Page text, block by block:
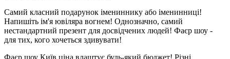
Самий класний подарунок імениннику або іменинниці!
Напишіть ім'я ювіляра вогнем! Однозначно, самий
нестандартний презент для досвідчених людей! Фаєр шоу -
для тих, кого хочеться здивувати!